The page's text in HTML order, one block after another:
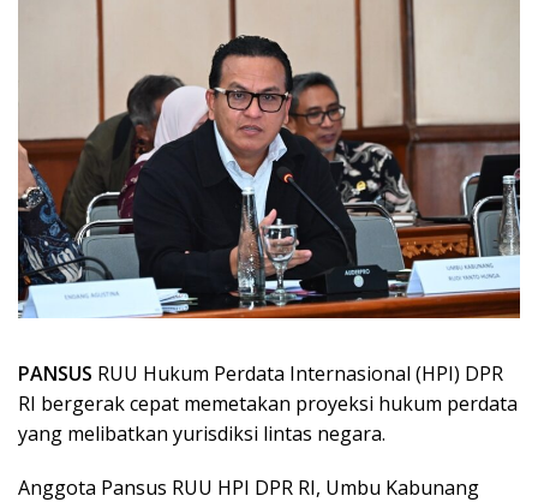
PANSUS RUU Hukum Perdata Internasional (HPI) DPR
RI bergerak cepat memetakan proyeksi hukum perdata
yang melibatkan yurisdiksi lintas negara.
Anggota Pansus RUU HPI DPR RI, Umbu Kabunang